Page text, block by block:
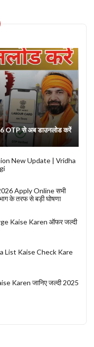
से अब डाउनलोड करें
New Update | Vridha
Apply Online सभी
के तरफ से बड़ी घोषणा
Kaise Karen ऑफर जल्दी
List Kaise Check Kare
Karen जानिए जल्दी 2025